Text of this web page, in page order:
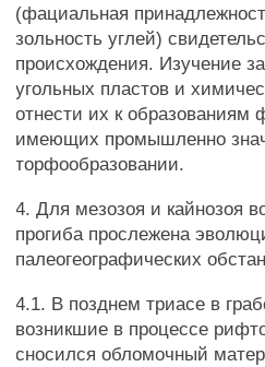
(фациальная
зольность углей)
происхождения. Изучение
угольных пластов и
отнести их к образованиям
имеющих промышленно
торфообразовании.
4. Для мезозоя и кайнозоя
прогиба прослежена
палеогеографических
4.1. В позднем триасе в
возникшие в процессе
сносился обломочный